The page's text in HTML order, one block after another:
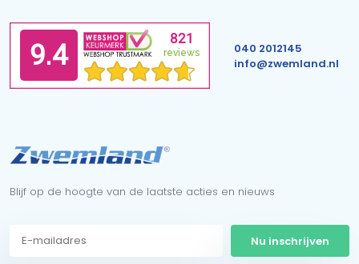
040 2012145
info@zwemland.nl
Blijf op de hoogte van de laatste acties en nieuws
Nu inschrijven